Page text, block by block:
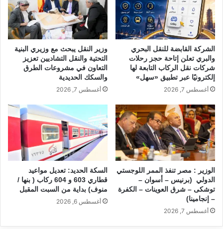
الشركة القابضة للنقل البحري
والبري تعلن إتاحة حجز رحلات
شركات نقل الركاب التابعة لها
إلكترونيًا عبر تطبيق «سهل»
أغسطس 7, 2026
وزير النقل يبحث مع وزيري البنية
التحتية والنقل التشاديين تعزيز
التعاون في مشروعات الطرق
والسكك الحديدية
أغسطس 7, 2026
الوزير : مصر تنفذ الممر اللوجستي
الدولي (برنيس – أسوان –
توشكى – شرق العوينات – الكفرة
– إنجامينا)
أغسطس 7, 2026
السكة الحديد: تعديل مواعيد
قطاري 603 و 604 ركاب ( بنها /
منوف) بداية من السبت المقبل
أغسطس 6, 2026